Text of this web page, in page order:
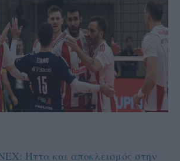
Ήττα και αποκλεισμός στην